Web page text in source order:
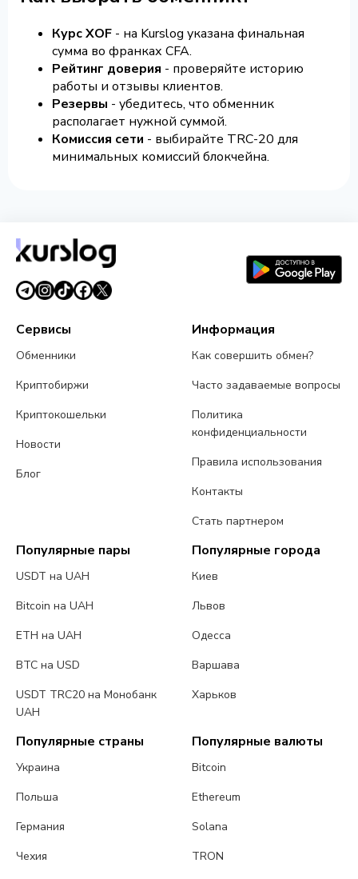
Курс XOF - на Kurslog указана финальная
сумма во франках CFA.
Рейтинг доверия - проверяйте историю
работы и отзывы клиентов.
Резервы - убедитесь, что обменник
располагает нужной суммой.
Комиссия сети - выбирайте TRC-20 для
минимальных комиссий блокчейна.
Сервисы
Обменники
Криптобиржи
Криптокошельки
Новости
Блог
Информация
Как совершить обмен?
Часто задаваемые вопросы
Политика
конфиденциальности
Правила использования
Контакты
Стать партнером
Популярные пары
USDT на UAH
Bitcoin на UAH
ETH на UAH
BTC на USD
USDT TRC20 на Монобанк
UAH
Популярные города
Киев
Львов
Одесса
Варшава
Харьков
Популярные страны
Украина
Польша
Германия
Чехия
Популярные валюты
Bitcoin
Ethereum
Solana
TRON